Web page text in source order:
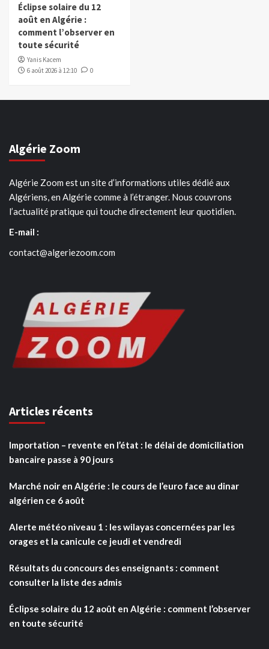
Éclipse solaire du 12
août en Algérie :
comment l’observer en
toute sécurité
Yanis Kacem
6 août 2026 à 12:10
0
Algérie Zoom
Algérie Zoom est un site d’informations utiles dédié aux
Algériens, en Algérie comme à l’étranger. Nous couvrons
l’actualité pratique qui touche directement leur quotidien.
E-mail :
contact@algeriezoom.com
Articles récents
Importation – revente en l’état : le délai de domiciliation
bancaire passe à 90 jours
Marché noir en Algérie : le cours de l’euro face au dinar
algérien ce 6 août
Alerte météo niveau 1 : les wilayas concernées par les
orages et la canicule ce jeudi et vendredi
Résultats du concours des enseignants : comment
consulter la liste des admis
Éclipse solaire du 12 août en Algérie : comment l’observer
en toute sécurité